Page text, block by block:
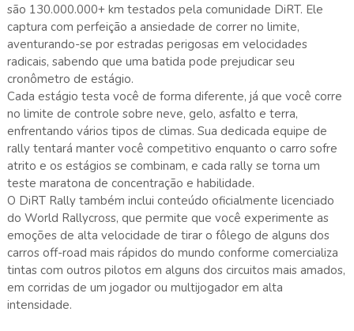
são 130.000.000+ km testados pela comunidade DiRT. Ele
captura com perfeição a ansiedade de correr no limite,
aventurando-se por estradas perigosas em velocidades
radicais, sabendo que uma batida pode prejudicar seu
cronômetro de estágio.
Cada estágio testa você de forma diferente, já que você corre
no limite de controle sobre neve, gelo, asfalto e terra,
enfrentando vários tipos de climas. Sua dedicada equipe de
rally tentará manter você competitivo enquanto o carro sofre
atrito e os estágios se combinam, e cada rally se torna um
teste maratona de concentração e habilidade.
O DiRT Rally também inclui conteúdo oficialmente licenciado
do World Rallycross, que permite que você experimente as
emoções de alta velocidade de tirar o fôlego de alguns dos
carros off-road mais rápidos do mundo conforme comercializa
tintas com outros pilotos em alguns dos circuitos mais amados,
em corridas de um jogador ou multijogador em alta
intensidade.